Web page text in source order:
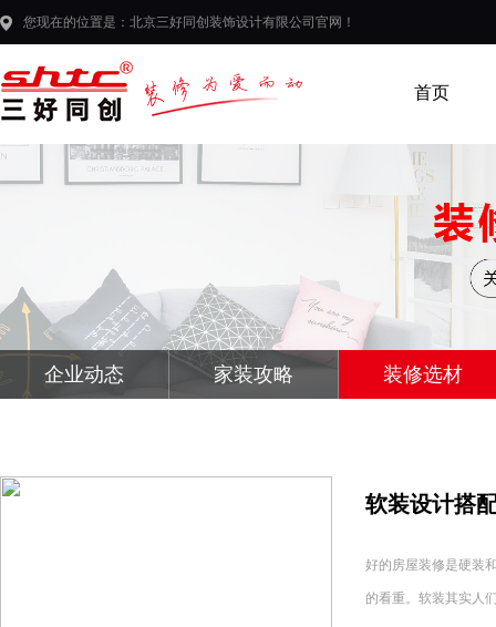
您现在的位置是：北京三好同创装饰设计有限公司官网！
首页
企业动态 家装攻略 装修选材
软装设计搭
好的房屋装修是硬装
的看重。软装其实人